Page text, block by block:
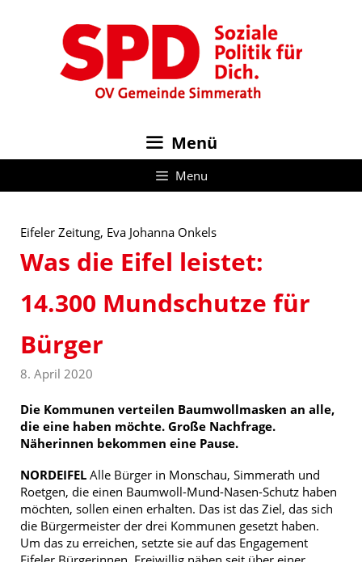
Menü
Menu
Eifeler Zeitung, Eva Johanna Onkels
Was die Eifel leistet:
14.300 Mundschutze für
Bürger
8. April 2020
Die Kommunen verteilen Baumwollmasken an alle,
die eine haben möchte. Große Nachfrage.
Näherinnen bekommen eine Pause.
NORDEIFEL Alle Bürger in Monschau, Simmerath und
Roetgen, die einen Baumwoll-Mund-Nasen-Schutz haben
möchten, sollen einen erhalten. Das ist das Ziel, das sich
die Bürgermeister der drei Kommunen gesetzt haben.
Um das zu erreichen, setzte sie auf das Engagement